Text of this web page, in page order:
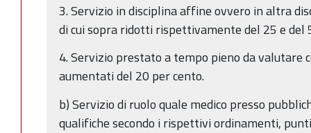
3. Servizio in disciplina affine ovvero in altra
di cui sopra ridotti rispettivamente del 25 e del
4. Servizio prestato a tempo pieno da valutare
aumentati del 20 per cento.
b) Servizio di ruolo quale medico presso
qualifiche secondo i rispettivi ordinamenti,